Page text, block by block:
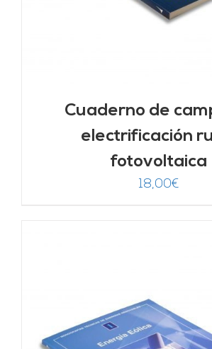
Cuaderno de
electrificación
fotovoltaica
18,00€